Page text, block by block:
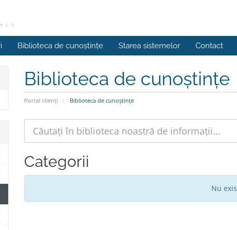
Biblioteca de cunoștințe Starea sistemelor Contact
Biblioteca de cunoștințe
Portal clienți Biblioteca de cunoștințe
Categorii
Nu